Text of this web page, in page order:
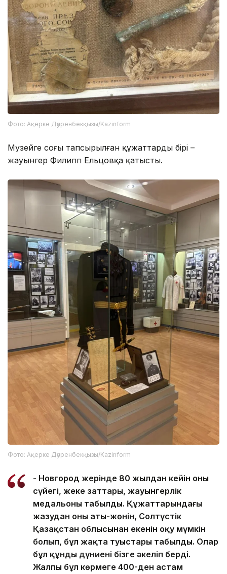
Фото: Ақерке Дәуренбекқызы/Kazinform
Музейге соңғы тапсырылған құжаттардың бірі –
жауынгер Филипп Ельцовқа қатысты.
Фото: Ақерке Дәуренбекқызы/Kazinform
- Новгород жерінде 80 жылдан кейін оның
сүйегі, жеке заттары, жауынгерлік
медальоны табылды. Құжаттарындағы
жазудан оның аты-жөнін, Солтүстік
Қазақстан облысынан екенін оқу мүмкін
болып, бұл жақта туыстары табылды. Олар
бұл құнды дүниені бізге әкеліп берді.
Жалпы бұл көрмеге 400-ден астам